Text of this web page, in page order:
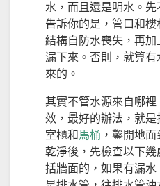
水，而且還是明水。
告訴你的是，管口和樓
結構自防水喪失，再
漏下來。否則，就算
來的。
其實不管水源來自哪
效，最好的辦法，就
室櫃和馬桶 ，鑿開地
乾淨後，先檢查以下
括牆面的，如果有漏